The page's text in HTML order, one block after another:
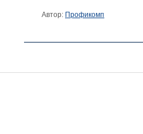
Автор: Профикомп